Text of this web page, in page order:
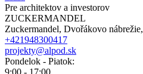
Pre architektov a investorov
ZUCKERMANDEL
Zuckermandel, Dvořákovo
+421948300417
projekty@alpod.sk
Pondelok - Piatok:
9:00 - 17:00